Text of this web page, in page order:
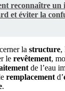
reconnaître un
et éviter la
la structure,
le revêtement,
de l’eau
remplacement d’
.